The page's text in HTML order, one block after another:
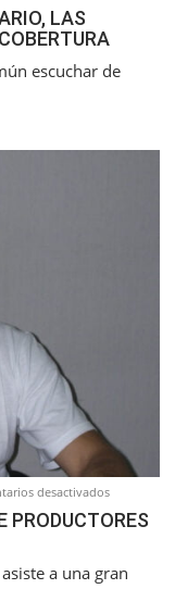
LAS
escuchar de
desactivadosen
PRODUCTORES
a una gran